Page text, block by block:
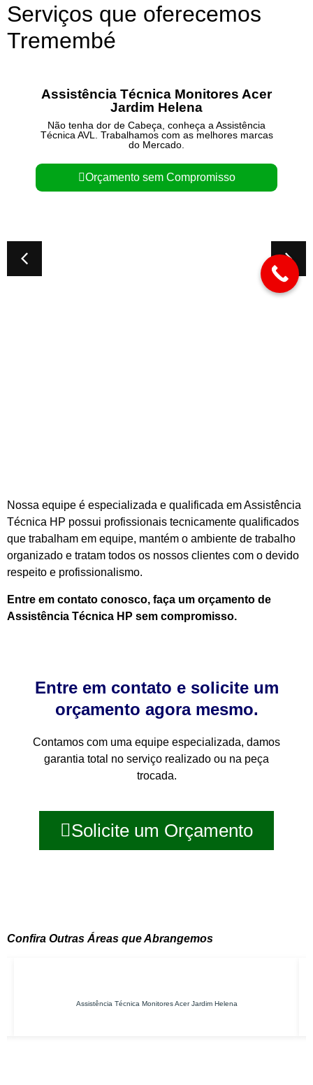
Serviços que oferecemos
Tremembé
Assistência Técnica Monitores Acer
Jardim Helena
Não tenha dor de Cabeça, conheça a Assistência
Técnica AVL. Trabalhamos com as melhores marcas
do Mercado.
Orçamento sem Compromisso
Nossa equipe é especializada e qualificada em Assistência
Técnica HP possui profissionais tecnicamente qualificados
que trabalham em equipe, mantém o ambiente de trabalho
organizado e tratam todos os nossos clientes com o devido
respeito e profissionalismo.
Entre em contato conosco, faça um orçamento de
Assistência Técnica HP sem compromisso.
Entre em contato e solicite um
orçamento agora mesmo.
Contamos com uma equipe especializada, damos
garantia total no serviço realizado ou na peça
trocada.
Solicite um Orçamento
Confira Outras Áreas que Abrangemos
Assistência Técnica Monitores Acer Jardim Helena